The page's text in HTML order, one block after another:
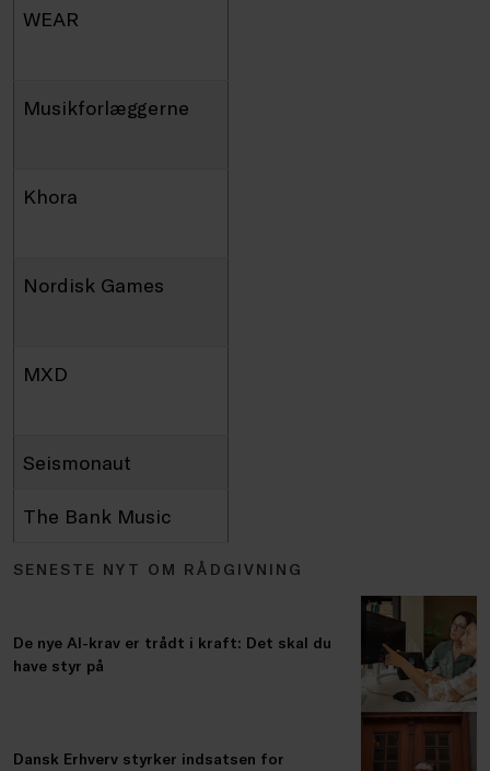
WEAR
Musikforlæggerne
Khora
Nordisk Games
MXD
Seismonaut
The Bank Music
SENESTE NYT OM RÅDGIVNING
De nye AI-krav er trådt i kraft: Det skal du
have styr på
Dansk Erhverv styrker indsatsen for